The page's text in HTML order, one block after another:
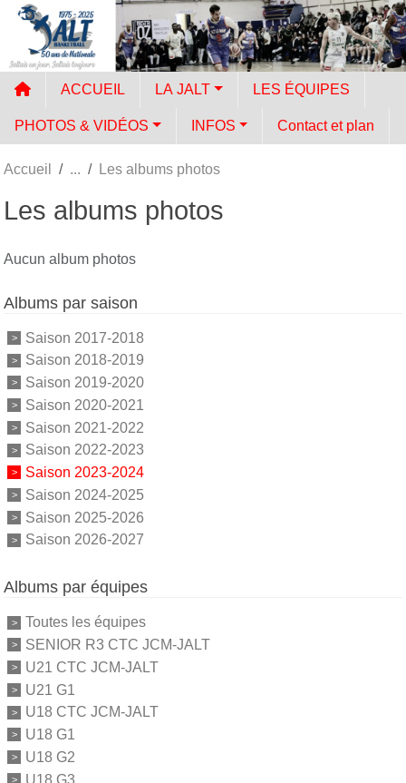
ACCUEIL LA JALT LES ÉQUIPES
PHOTOS & VIDÉOS INFOS Contact et plan
Accueil Les albums photos
Les albums photos
Aucun album photos
Albums par saison
Saison 2017-2018
Saison 2018-2019
Saison 2019-2020
Saison 2020-2021
Saison 2021-2022
Saison 2022-2023
Saison 2023-2024
Saison 2024-2025
Saison 2025-2026
Saison 2026-2027
Albums par équipes
Toutes les équipes
SENIOR R3 CTC JCM-JALT
U21 CTC JCM-JALT
U21 G1
U18 CTC JCM-JALT
U18 G1
U18 G2
U18 G3
Panneau de gestion des cookies